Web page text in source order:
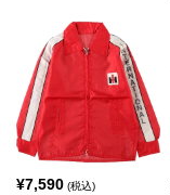
¥7,590 (税込)